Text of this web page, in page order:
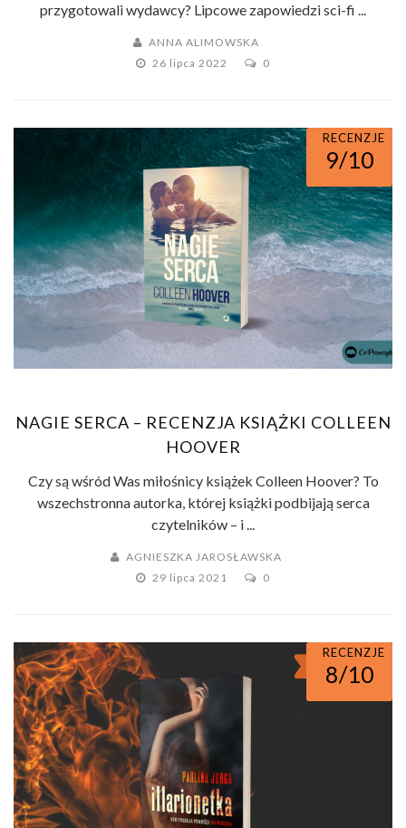
przygotowali wydawcy? Lipcowe zapowiedzi sci-fi ...
ANNA ALIMOWSKA
26 lipca 2022
0
RECENZJE
9/10
NAGIE SERCA – RECENZJA KSIĄŻKI COLLEEN
HOOVER
Czy są wśród Was miłośnicy książek Colleen Hoover? To
wszechstronna autorka, której książki podbijają serca
czytelników – i ...
AGNIESZKA JAROSŁAWSKA
29 lipca 2021
0
RECENZJE
8/10